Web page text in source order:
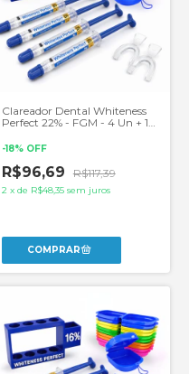
Clareador Dental Whiteness
Perfect 22% - FGM - 4 Un + 1
-18% OFF
R$96,69 R$117,39
2 x de R$48,35 sem juros